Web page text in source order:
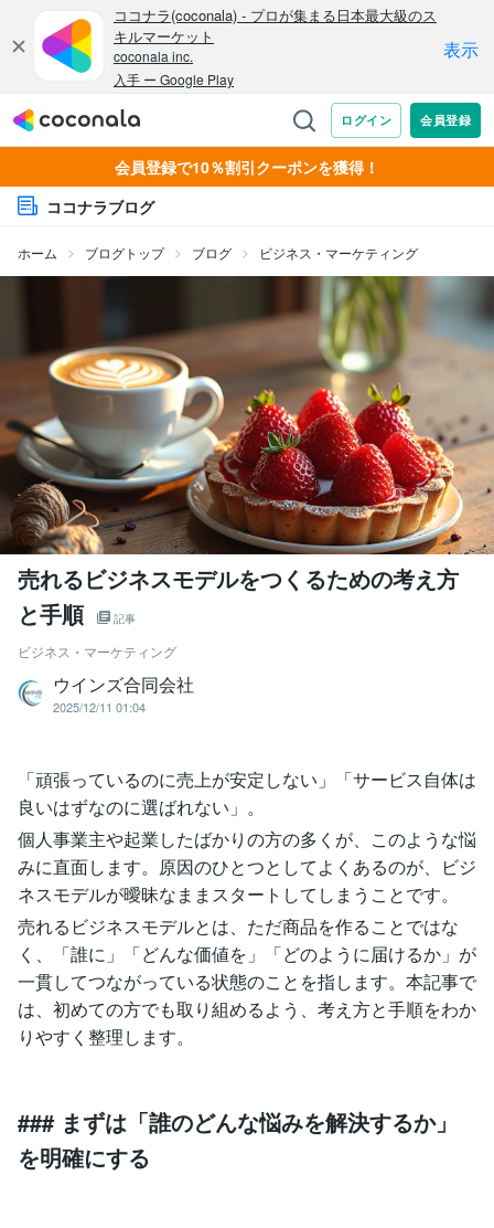
会員登録で10％割引クーポンを獲得！
ココナラブログ
ホーム ブログトップ ブログ ビジネス・マーケティング
売れるビジネスモデルをつくるための考え方
と手順
記事
ビジネス・マーケティング
ウインズ合同会社
2025/12/11 01:04
「頑張っているのに売上が安定しない」「サービス自体は
良いはずなのに選ばれない」。
個人事業主や起業したばかりの方の多くが、このような悩
みに直面します。原因のひとつとしてよくあるのが、ビジ
ネスモデルが曖昧なままスタートしてしまうことです。
売れるビジネスモデルとは、ただ商品を作ることではな
く、「誰に」「どんな価値を」「どのように届けるか」が
一貫してつながっている状態のことを指します。本記事で
は、初めての方でも取り組めるよう、考え方と手順をわか
りやすく整理します。
### まずは「誰のどんな悩みを解決するか」
を明確にする